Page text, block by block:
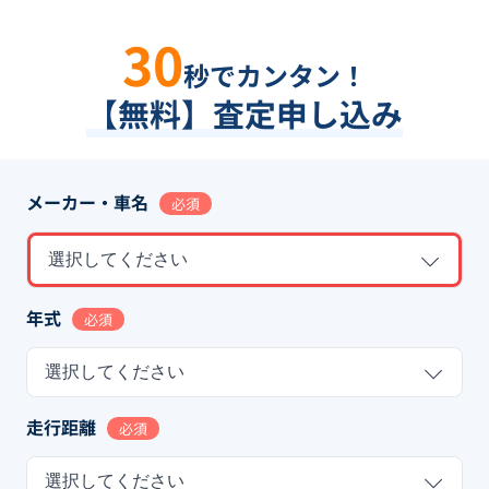
30秒でカンタン！
【無料】査定申し込み
メーカー・車名 必須
選択してください
年式 必須
選択してください
走行距離 必須
選択してください